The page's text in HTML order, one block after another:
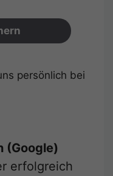
persönlich bei
(Google)
erfolgreich